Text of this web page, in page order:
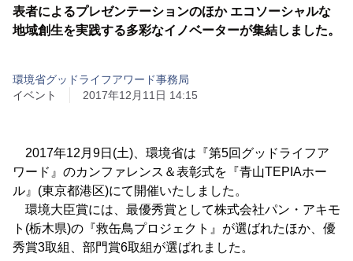
表者によるプレゼンテーションのほか エコソーシャルな
地域創生を実践する多彩なイノベーターが集結しました。
環境省グッドライフアワード事務局
イベント
2017年12月11日 14:15
2017年12月9日(土)、環境省は『第5回グッドライフア
ワード』のカンファレンス＆表彰式を『青山TEPIAホー
ル』(東京都港区)にて開催いたしました。
環境大臣賞には、最優秀賞として株式会社パン・アキモ
ト(栃木県)の『救缶鳥プロジェクト』が選ばれたほか、優
秀賞3取組、部門賞6取組が選ばれました。